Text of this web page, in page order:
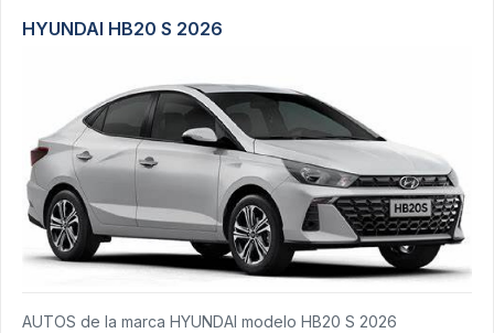
HYUNDAI HB20 S 2026
AUTOS de la marca HYUNDAI modelo HB20 S 2026